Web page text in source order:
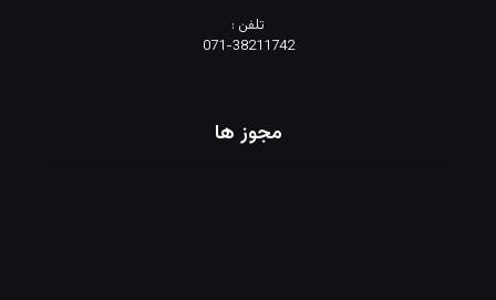
تلفن :
071-38211742
مجوز ها